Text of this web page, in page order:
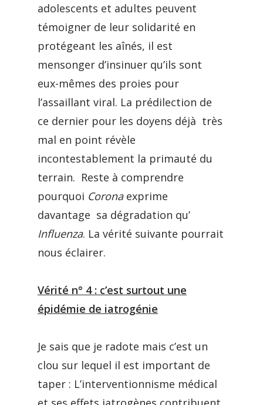
adolescents et adultes peuvent
témoigner de leur solidarité en
protégeant les aînés, il est
mensonger d’insinuer qu’ils sont
eux-mêmes des proies pour
l’assaillant viral. La prédilection de
ce dernier pour les doyens déjà très
mal en point révèle
incontestablement la primauté du
terrain. Reste à comprendre
pourquoi Coronaexprime
davantage sa dégradation qu’
Influenza. La vérité suivante pourrait
nous éclairer.
Vérité n° 4 : c’est surtout une
épidémie de iatrogénie
Je sais que je radote mais c’est un
clou sur lequel il est important de
taper : L’interventionnisme médical